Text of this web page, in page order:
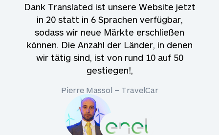
Dank Translated ist unsere Website jetzt
in 20 statt in 6 Sprachen verfügbar,
sodass wir neue Märkte erschließen
können. Die Anzahl der Länder, in denen
wir tätig sind, ist von rund 10 auf 50
gestiegen!,
Pierre Massol – TravelCar